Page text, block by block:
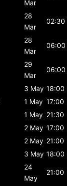
Mar
28
Mar
02:30
28
Mar
06:00
29
Mar
06:00
3 May 18:00
1 May 17:00
1 May 21:30
2 May 17:00
2 May 21:00
3 May 18:00
24
May
21:00